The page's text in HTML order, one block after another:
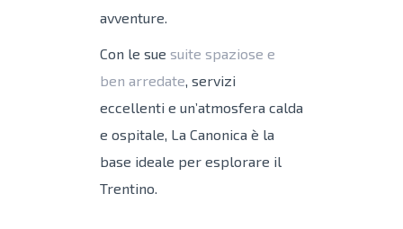
avventure.
Con le sue suite spaziose e
ben arredate, servizi
eccellenti e un’atmosfera calda
e ospitale, La Canonica è la
base ideale per esplorare il
Trentino.